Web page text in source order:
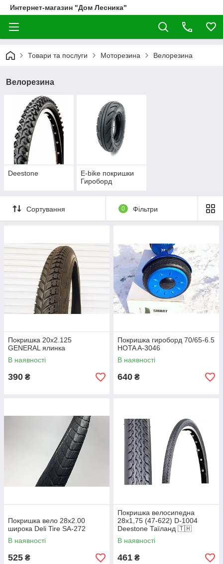
Интернет-магазин "Дом Лесника"
Товари та послуги Моторезина Велорезина
Велорезина
Deestone
E-bike покришки
Гироборд
Сортування 0 Фільтри
Покришка 20х2.125
GENERAL ялинка
В наявності
390 ₴
Покришка гироборд 70/65-6.5
HOTA A-3046
В наявності
640 ₴
Покришка вело 28x2.00
широка Deli Tire SA-272
В наявності
525 ₴
Покришка велосипедна
28х1,75 (47-622) D-1004
Deestone Таїланд 🇹🇭
В наявності
461 ₴